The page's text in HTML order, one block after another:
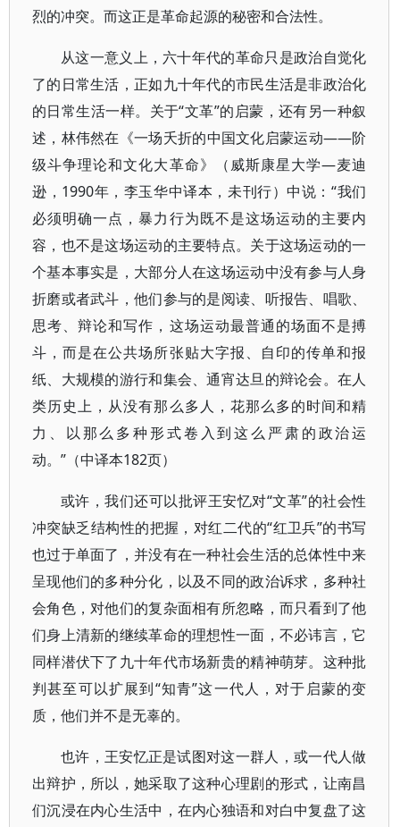
烈的冲突。而这正是革命起源的秘密和合法性。
从这一意义上，六十年代的革命只是政治自觉化
了的日常生活，正如九十年代的市民生活是非政治化
的日常生活一样。关于“文革”的启蒙，还有另一种叙
述，林伟然在《一场夭折的中国文化启蒙运动——阶
级斗争理论和文化大革命》（威斯康星大学—麦迪
逊，1990年，李玉华中译本，未刊行）中说：“我们
必须明确一点，暴力行为既不是这场运动的主要内
容，也不是这场运动的主要特点。关于这场运动的一
个基本事实是，大部分人在这场运动中没有参与人身
折磨或者武斗，他们参与的是阅读、听报告、唱歌、
思考、辩论和写作，这场运动最普通的场面不是搏
斗，而是在公共场所张贴大字报、自印的传单和报
纸、大规模的游行和集会、通宵达旦的辩论会。在人
类历史上，从没有那么多人，花那么多的时间和精
力、以那么多种形式卷入到这么严肃的政治运
动。”（中译本182页）
或许，我们还可以批评王安忆对“文革”的社会性
冲突缺乏结构性的把握，对红二代的“红卫兵”的书写
也过于单面了，并没有在一种社会生活的总体性中来
呈现他们的多种分化，以及不同的政治诉求，多种社
会角色，对他们的复杂面相有所忽略，而只看到了他
们身上清新的继续革命的理想性一面，不必讳言，它
同样潜伏下了九十年代市场新贵的精神萌芽。这种批
判甚至可以扩展到“知青”这一代人，对于启蒙的变
质，他们并不是无辜的。
也许，王安忆正是试图对这一群人，或一代人做
出辩护，所以，她采取了这种心理剧的形式，让南昌
们沉浸在内心生活中，在内心独语和对白中复盘了这